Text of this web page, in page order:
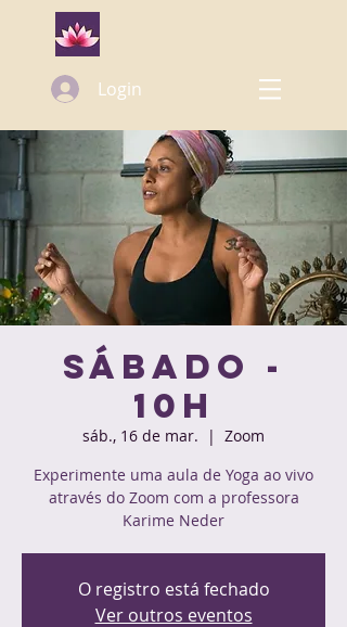
Login
Sábado -
10h
sáb., 16 de mar.
  |
Zoom
Experimente uma aula de Yoga ao vivo
através do Zoom com a professora
Karime Neder
O registro está fechado
Ver outros eventos